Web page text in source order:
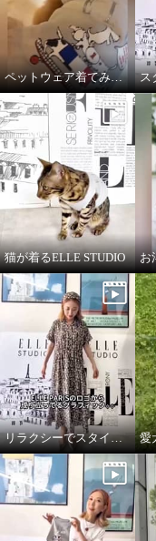
ペットウェア着てみました♪
猫が着るELLE STUDIO
リラクシーでスタイルアップしてくれるワンピース♪ 愛